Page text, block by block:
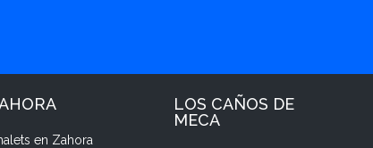
en Zahora
LOS CAÑOS DE
MECA